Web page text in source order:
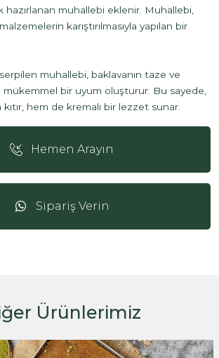
hazırlanan muhallebi eklenir. Muhallebi,
karıştırılmasıyla yapılan bir
muhallebi, baklavanın taze ve
bir uyum oluşturur. Bu sayede,
kıtır, hem de kremalı bir lezzet sunar.
Hemen Arayın
Sipariş Verin
Ürünlerimiz